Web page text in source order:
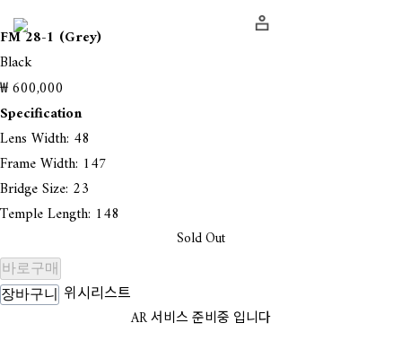
FM 28-1 (Grey)
Black
₩ 600,000
Specification
Lens Width: 48
Frame Width: 147
Bridge Size: 23
Temple Length: 148
Sold Out
바로구매
장바구니
위시리스트
AR 서비스 준비중 입니다